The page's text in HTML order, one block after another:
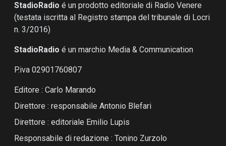
StadioRadio é un prodotto editoriale di Radio Venere
(testata iscritta al Registro stampa del tribunale di Locri
n. 3/2016)
StadioRadio é un marchio Media & Communication
P.iva 02901760807
Editore : Carlo Marando
Direttore : responsabile Antonio Blefari
Direttore : editoriale Emilio Lupis
Responsabile di redazione : Tonino Zurzolo